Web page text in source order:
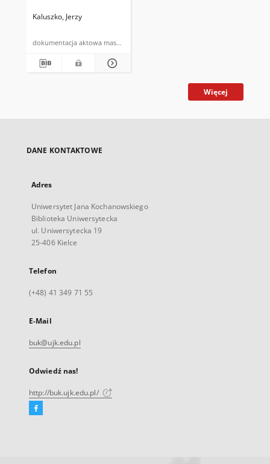
Kaluszko, Jerzy
dokumentacja aktowa maszynopis
Więcej
DANE KONTAKTOWE
Adres
Uniwersytet Jana Kochanowskiego
Biblioteka Uniwersytecka
ul. Uniwersytecka 19
25-406 Kielce
Telefon
(+48) 41 349 71 55
E-Mail
buk@ujk.edu.pl
Odwiedź nas!
http://buk.ujk.edu.pl/
Facebook